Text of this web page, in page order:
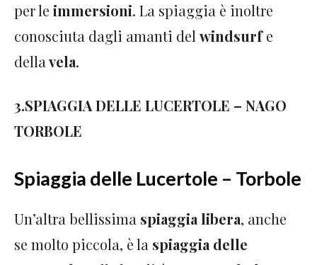
per le immersioni. La spiaggia è inoltre
conosciuta dagli amanti del windsurfe
della vela.
3.SPIAGGIA DELLE LUCERTOLE – NAGO
TORBOLE
Spiaggia delle Lucertole – Torbole
Un’altra bellissima spiaggia libera, anche
se molto piccola, è la spiaggia delle